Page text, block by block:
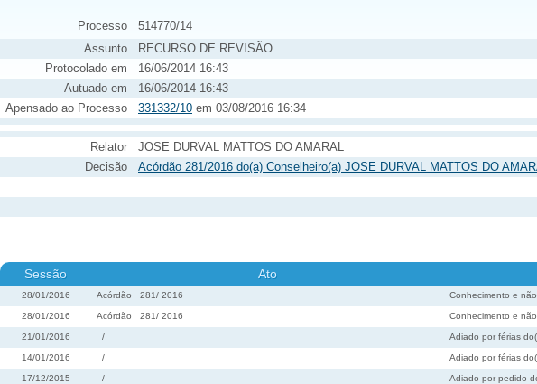
Processo
514770/14
Assunto
RECURSO DE REVISÃO
Protocolado em
16/06/2014 16:43
Autuado em
16/06/2014 16:43
Apensado ao Processo
331332/10 em 03/08/2016 16:34
Relator
JOSE DURVAL MATTOS DO AMARAL
Decisão
Acórdão 281/2016 do(a) Conselheiro(a) JOSE DURVAL MATTOS DO
Sessão Ato
28/01/2016 Acórdão 281/ 2016 Conhecimento e
28/01/2016 Acórdão 281/ 2016 Conhecimento e
21/01/2016 / Adiado por férias
14/01/2016 / Adiado por férias
17/12/2015 / Adiado por pedido